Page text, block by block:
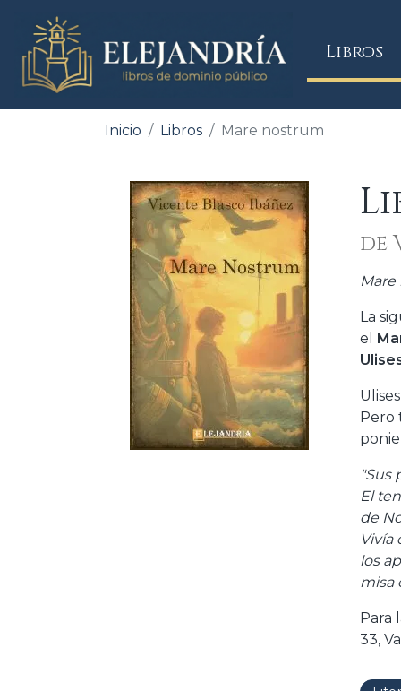
Libros
Inicio Libros Mare nostrum
de
La
el
Pero
"Sus
El
de
Vivía
los
misa
Para
33,